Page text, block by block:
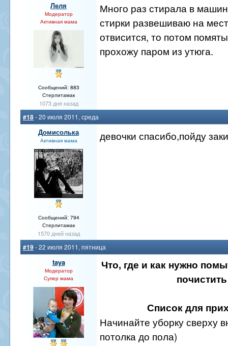
Леля
Модератор
Активная мама
Сообщений: 883
Стерлитамак
1073 дня назад
Много раз стирала в
стирки развешиваю на
отвисится, то потом
прохожу паром из утюга.
#18- 20 июля 2011, среда
Домисолька
Активная мама
Сообщений: 794
Стерлитамак
1570 дней назад
девочки спасибо,пойду
#19- 22 июля 2011, пятница
taya
Модератор
Супер мама
Что, где и как нужно
почистить
Список для
Начинайте уборку сверху
потолка до пола)